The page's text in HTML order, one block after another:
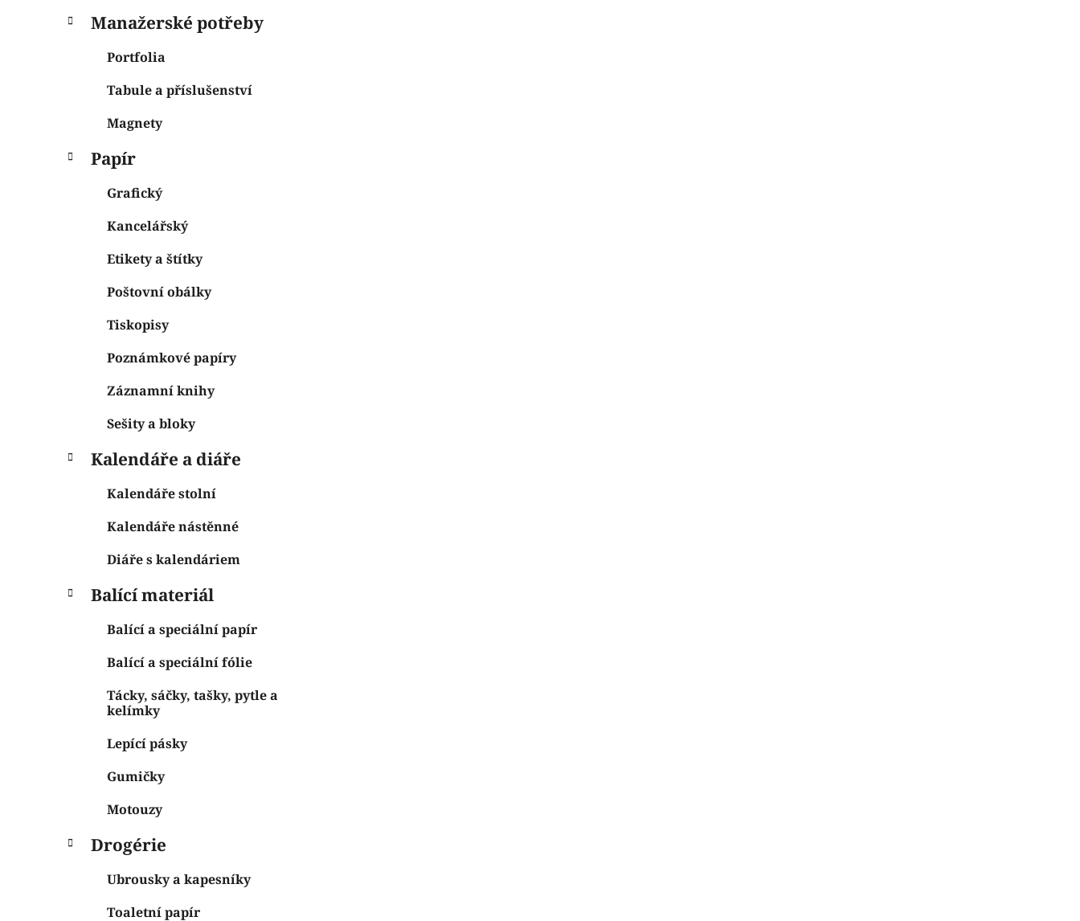
Manažerské potřeby
Portfolia
Tabule a příslušenství
Magnety
Papír
Grafický
Kancelářský
Etikety a štítky
Poštovní obálky
Tiskopisy
Poznámkové papíry
Záznamní knihy
Sešity a bloky
Kalendáře a diáře
Kalendáře stolní
Kalendáře nástěnné
Diáře s kalendáriem
Balící materiál
Balící a speciální papír
Balící a speciální fólie
Tácky, sáčky, tašky, pytle a
kelímky
Lepící pásky
Gumičky
Motouzy
Drogérie
Ubrousky a kapesníky
Toaletní papír